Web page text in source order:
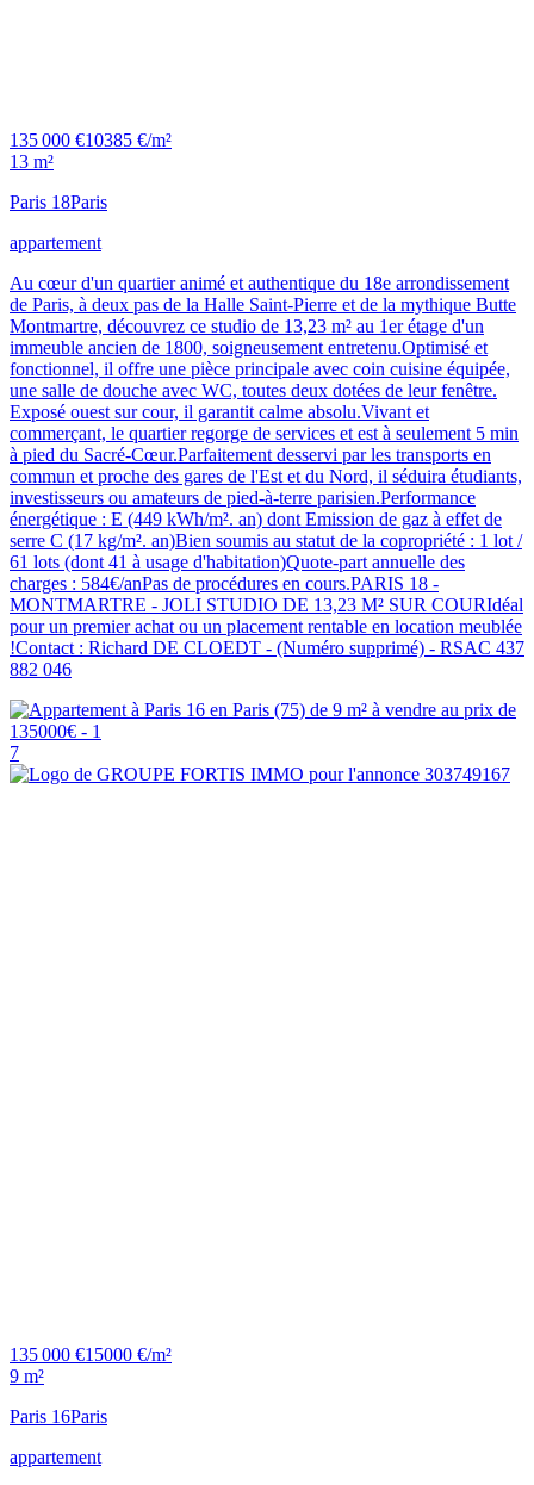
135 000 €10385 €/m²
13 m²
Paris 18Paris
appartement
Au cœur d'un quartier animé et authentique du 18e arrondissement
de Paris, à deux pas de la Halle Saint-Pierre et de la mythique Butte
Montmartre, découvrez ce studio de 13,23 m² au 1er étage d'un
immeuble ancien de 1800, soigneusement entretenu.Optimisé et
fonctionnel, il offre une pièce principale avec coin cuisine équipée,
une salle de douche avec WC, toutes deux dotées de leur fenêtre.
Exposé ouest sur cour, il garantit calme absolu.Vivant et
commerçant, le quartier regorge de services et est à seulement 5 min
à pied du Sacré-Cœur.Parfaitement desservi par les transports en
commun et proche des gares de l'Est et du Nord, il séduira étudiants,
investisseurs ou amateurs de pied-à-terre parisien.Performance
énergétique : E (449 kWh/m². an) dont Emission de gaz à effet de
serre C (17 kg/m². an)Bien soumis au statut de la copropriété : 1 lot /
61 lots (dont 41 à usage d'habitation)Quote-part annuelle des
charges : 584€/anPas de procédures en cours.PARIS 18 -
MONTMARTRE - JOLI STUDIO DE 13,23 M² SUR COURIdéal
pour un premier achat ou un placement rentable en location meublée
!Contact : Richard DE CLOEDT - (Numéro supprimé) - RSAC 437
882 046
7
135 000 €15000 €/m²
9 m²
Paris 16Paris
appartement